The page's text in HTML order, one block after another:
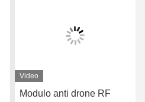
Video
Modulo anti drone RF